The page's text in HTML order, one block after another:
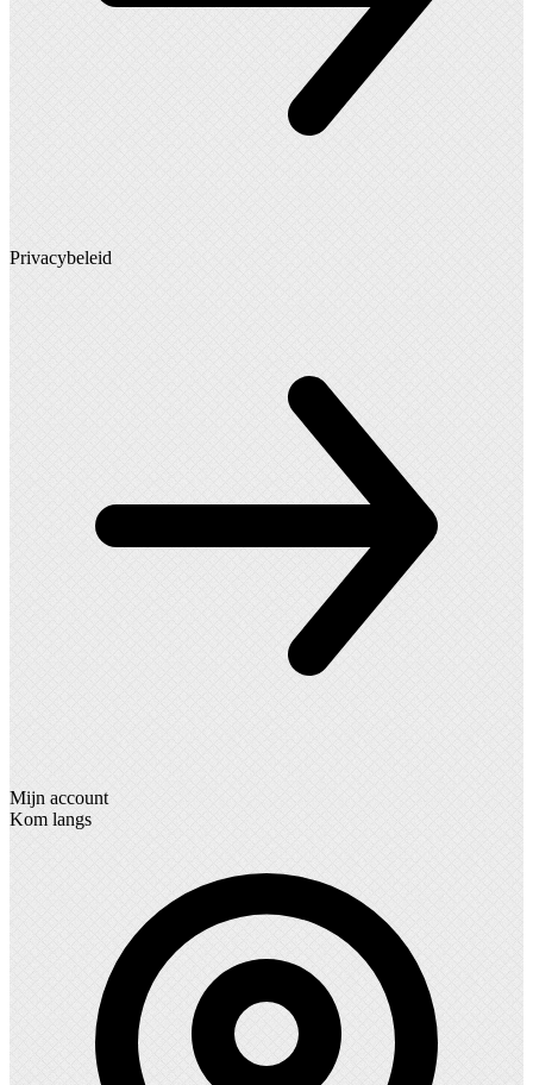
Privacybeleid
Mijn account
Kom langs